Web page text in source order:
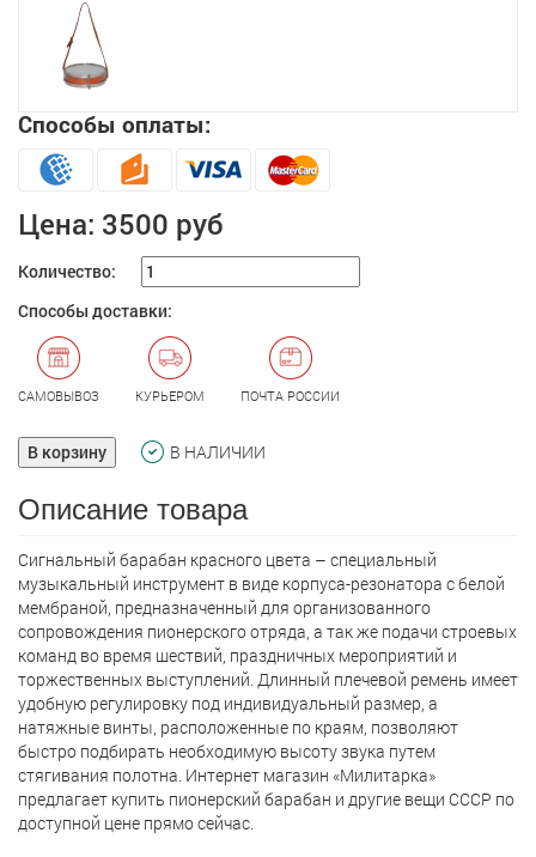
Способы оплаты:
Цена: 3500 руб
Количество:
Способы доставки:
САМОВЫВОЗ КУРЬЕРОМ ПОЧТА РОССИИ
В корзину В НАЛИЧИИ
Описание товара
Сигнальный барабан красного цвета – специальный
музыкальный инструмент в виде корпуса-резонатора с белой
мембраной, предназначенный для организованного
сопровождения пионерского отряда, а так же подачи строевых
команд во время шествий, праздничных мероприятий и
торжественных выступлений. Длинный плечевой ремень имеет
удобную регулировку под индивидуальный размер, а
натяжные винты, расположенные по краям, позволяют
быстро подбирать необходимую высоту звука путем
стягивания полотна. Интернет магазин «Милитарка»
предлагает кyпить пионерский барабан и другие вещи СССР по
доступной цене прямо сейчас.